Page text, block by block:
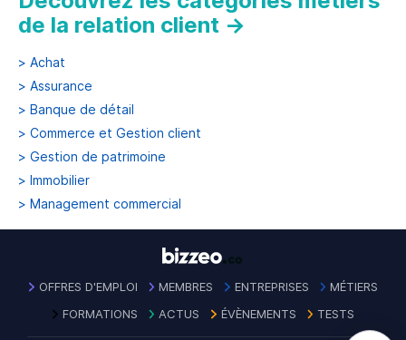
de la relation client →
> Achat
> Assurance
> Banque de détail
> Commerce et Gestion client
> Gestion de patrimoine
> Immobilier
> Management commercial
OFFRES D'EMPLOI MEMBRES ENTREPRISES
MÉTIERS
FORMATIONS
ACTUS ÉVÈNEMENTS TESTS